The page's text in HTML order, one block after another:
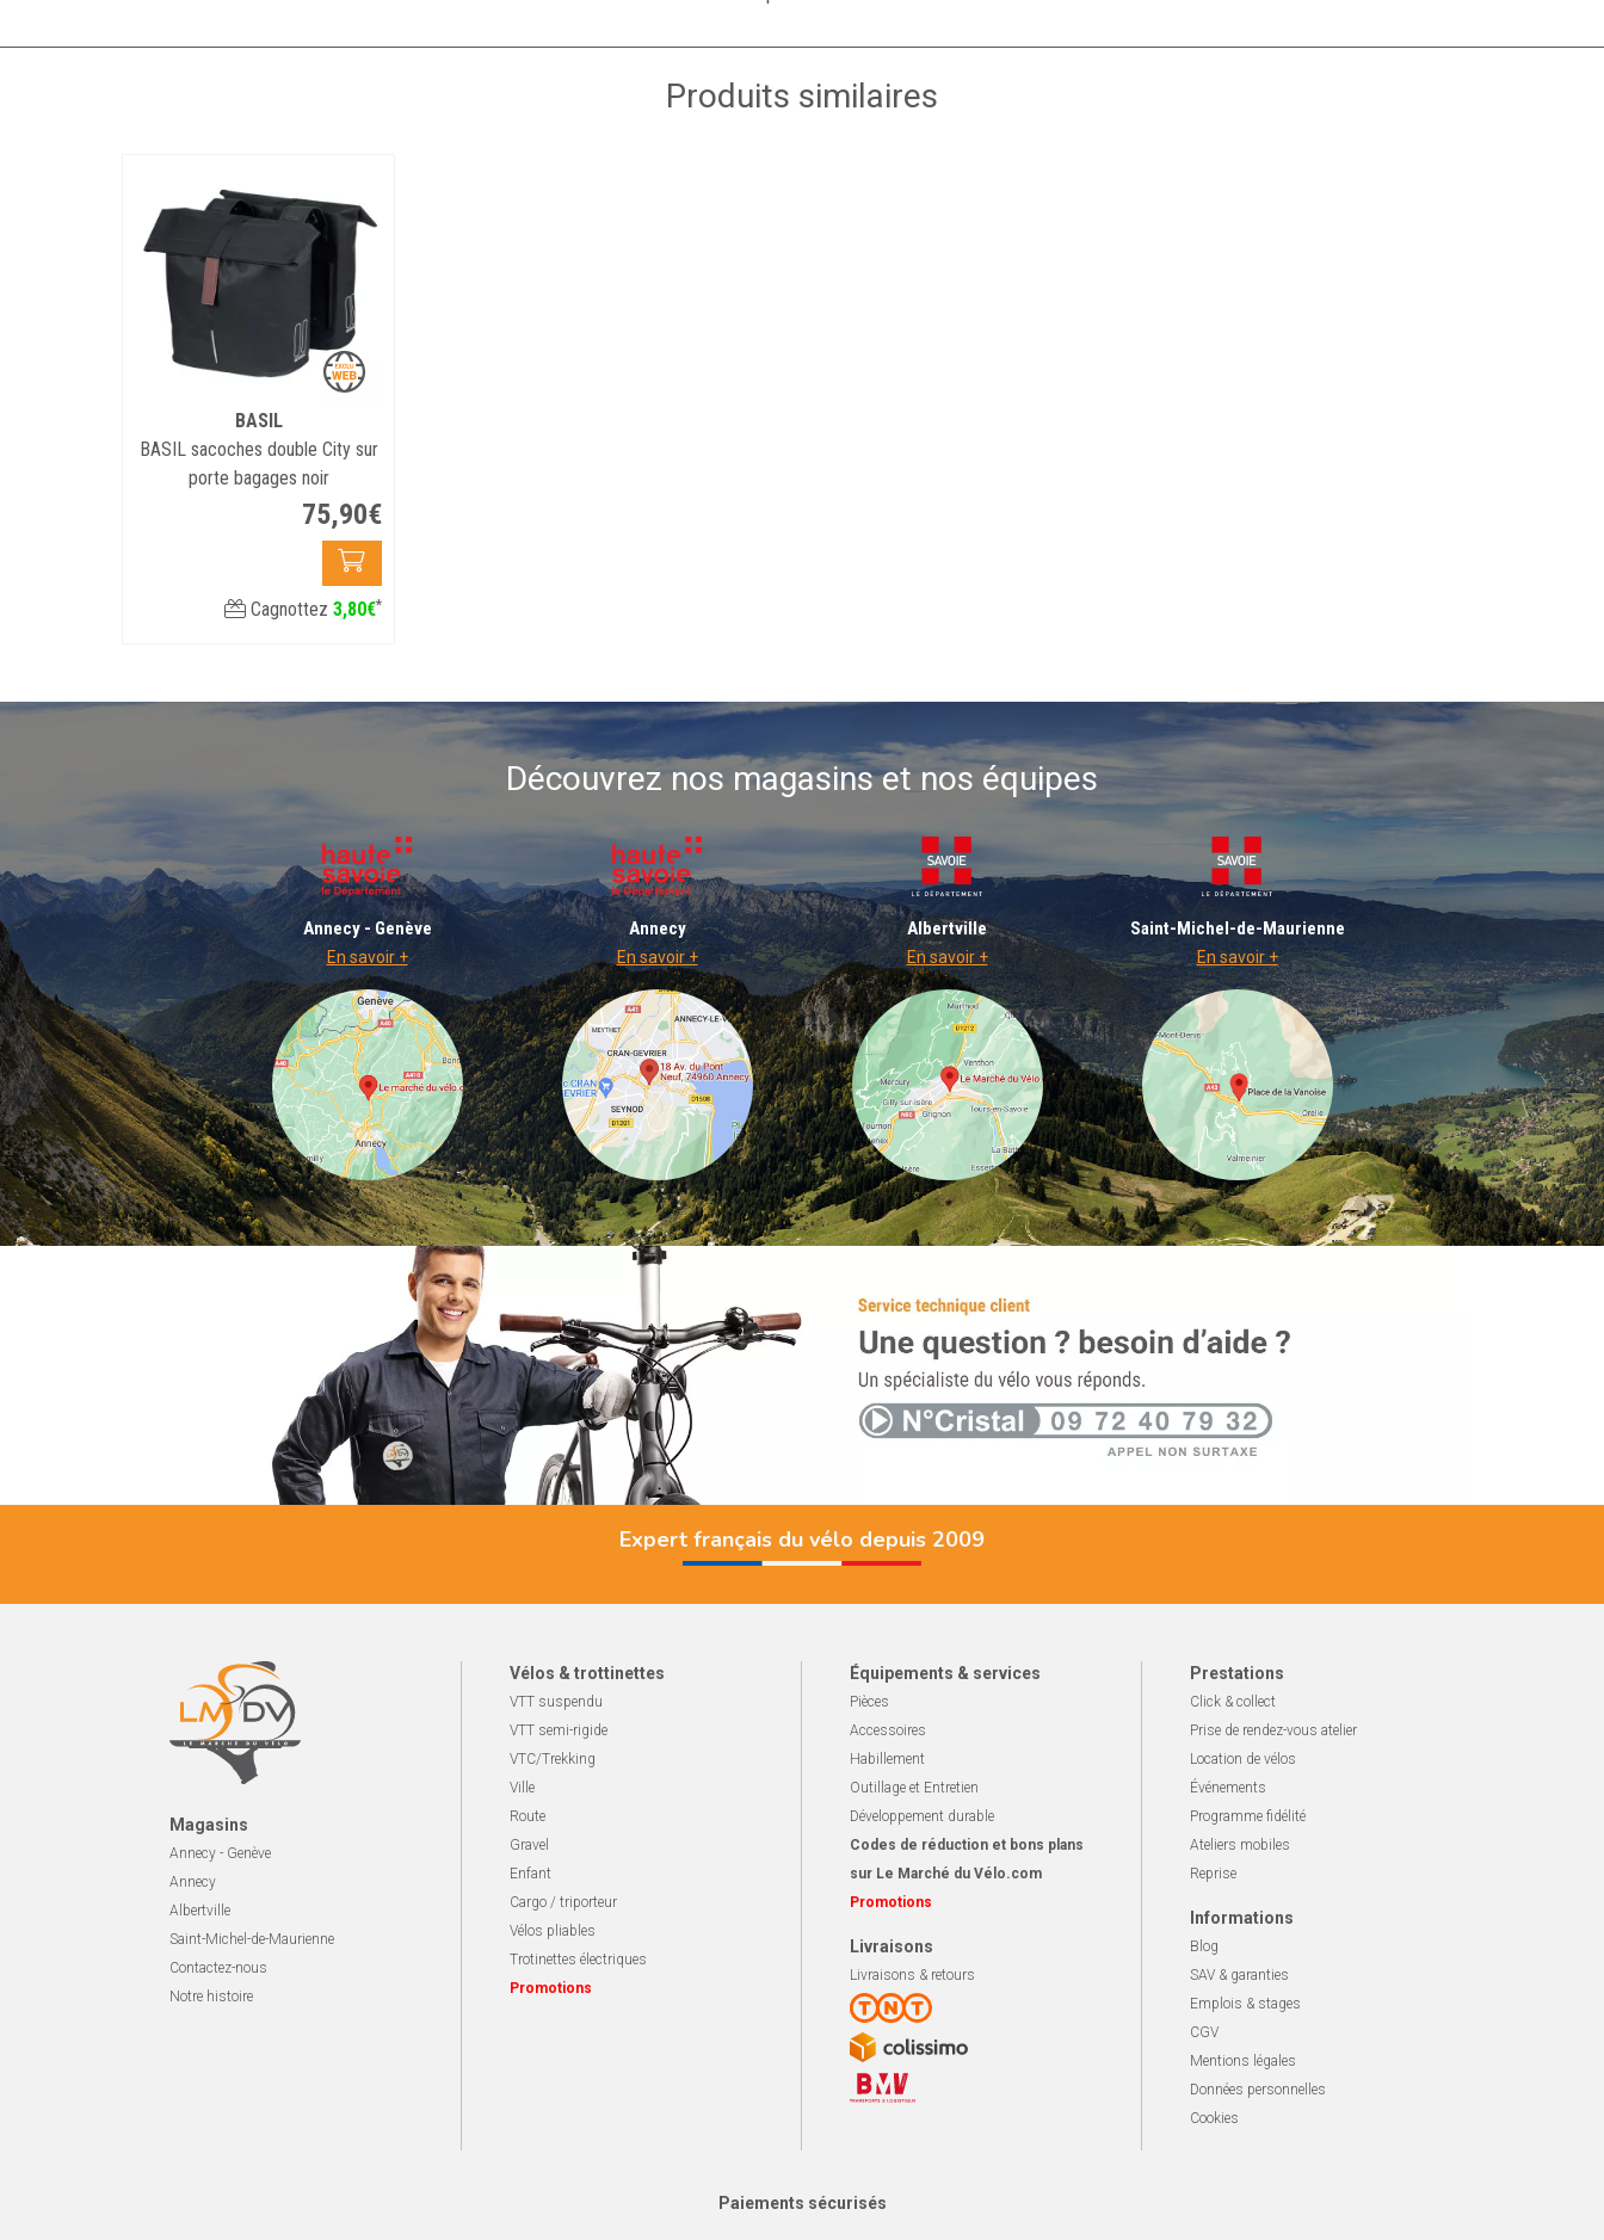
Produits similaires
BASIL
BASIL sacoches double City sur
porte bagages noir
75,90€
Cagnottez 3,80€*
Découvrez nos magasins et nos équipes
Annecy - Genève
En savoir +
Annecy
En savoir +
Albertville
En savoir +
Saint-Michel-de-Maurienne
En savoir +
Expert français du vélo depuis 2009
Magasins
Annecy - Genève
Annecy
Albertville
Saint-Michel-de-Maurienne
Contactez-nous
Notre histoire
Vélos & trottinettes
VTT suspendu
VTT semi-rigide
VTC/Trekking
Ville
Route
Gravel
Enfant
Cargo / triporteur
Vélos pliables
Trotinettes électriques
Promotions
Équipements & services
Pièces
Accessoires
Habillement
Outillage et Entretien
Développement durable
Codes de réduction et bons plans
sur Le Marché du Vélo.com
Promotions
Livraisons
Livraisons & retours
Prestations
Click & collect
Prise de rendez-vous atelier
Location de vélos
Événements
Programme fidélité
Ateliers mobiles
Reprise
Informations
Blog
SAV & garanties
Emplois & stages
CGV
Mentions légales
Données personnelles
Cookies
Paiements sécurisés